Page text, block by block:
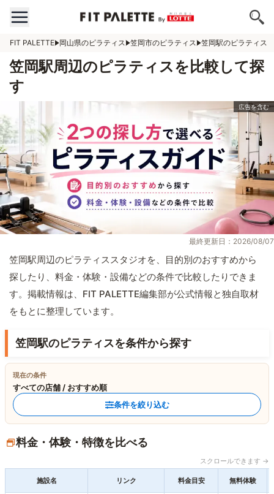
FIT PALETTE 岡山県のピラティス 笠岡市のピラティス 笠岡駅のピラティス
笠岡駅周辺のピラティスを比較して探
す
最終更新日：2026/08/07
笠岡駅周辺のピラティススタジオを、目的別のおすすめから
探したり、料金・体験・設備などの条件で比較したりできま
す。掲載情報は、FIT PALETTE編集部が公式情報と独自取材
をもとに整理しています。
笠岡駅のピラティスを条件から探す
現在の条件
すべての店舗 / おすすめ順
条件を絞り込む
料金・体験・特徴を比べる
スクロールできます →
施設名 リンク 料金目安 無料体験